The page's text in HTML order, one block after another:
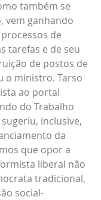
também se
vem ganhando
de
tarefas e de seu
de postos de
o ministro. Tarso
ao portal
do Trabalho
inclusive,
da
que opor a
liberal não
tradicional,
social-